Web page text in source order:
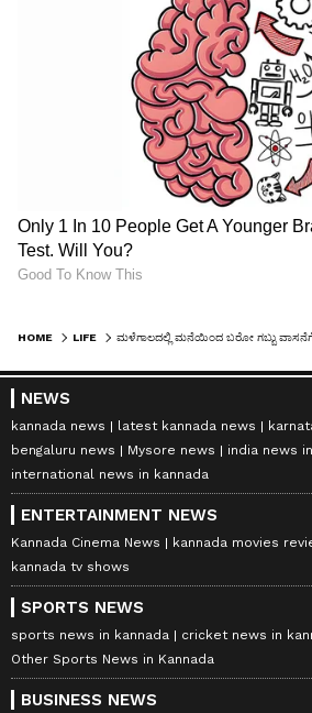
HOME LIFE ಮಳೆಗಾಲದಲ್ಲಿ ಮನೆಯಿಂದ ಬರೋ ಗಬ್ಬು ವಾಸನೆಗೆ
NEWS
kannada news latest kannada news
bengaluru news
Mysore news
india news
international news in kannada
ENTERTAINMENT NEWS
Kannada Cinema News kannada movies
kannada tv shows
SPORTS NEWS
sports news in kannada
cricket news in
Other Sports News in Kannada
BUSINESS NEWS